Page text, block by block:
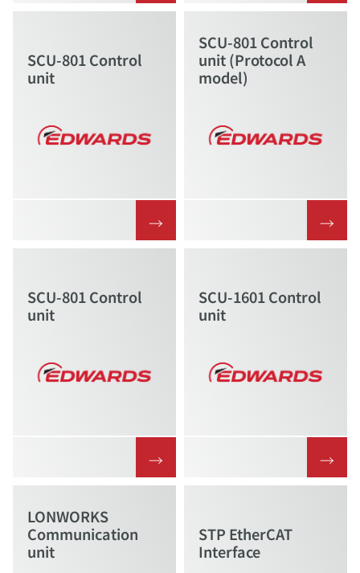
SCU-801 Control
unit
→
SCU-801 Control
unit (Protocol A
model)
→
SCU-801 Control
unit
→
SCU-1601 Control
unit
→
LONWORKS
Communication
unit
STP EtherCAT
Interface